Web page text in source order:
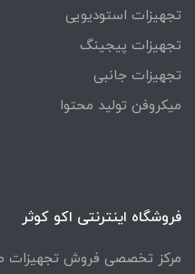
تجهیزات استودیویی
تجهیزات پیجینگ
تجهیزات جانبی
میکروفن تولید محتوا
فروشگاه اینترنتی اکو کوثر
مرکز تخصصی فروش تجهیزات